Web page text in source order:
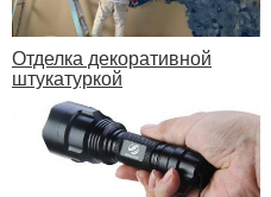
Отделка декоративной
штукатуркой